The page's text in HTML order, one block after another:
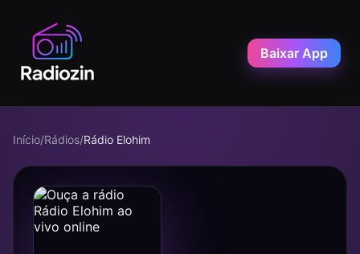
Baixar App
Início/Rádios/Rádio Elohim